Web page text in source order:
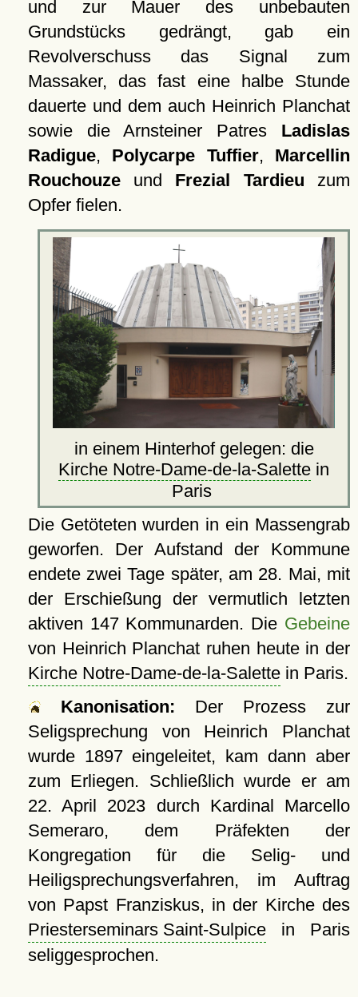
und zur Mauer des unbebauten
Grundstücks gedrängt, gab ein
Revolverschuss das Signal zum
Massaker, das fast eine halbe Stunde
dauerte und dem auch Heinrich Planchat
sowie die Arnsteiner Patres Ladislas
Radigue, Polycarpe Tuffier, Marcellin
Rouchouzeund Frezial Tardieu zum
Opfer fielen.
in einem Hinterhof gelegen: die
Kirche Notre-Dame-de-la-Salette in
Paris
Die Getöteten wurden in ein Massengrab
geworfen. Der Aufstand der Kommune
endete zwei Tage später, am 28. Mai, mit
der Erschießung der vermutlich letzten
aktiven 147 Kommunarden. Die Gebeine
von Heinrich Planchat ruhen heute in der
Kirche Notre-Dame-de-la-Salettein Paris.
Kanonisation: Der Prozess zur
Seligsprechung von Heinrich Planchat
wurde 1897 eingeleitet, kam dann aber
zum Erliegen. Schließlich wurde er am
22. April 2023 durch Kardinal Marcello
Semeraro, dem Präfekten der
Kongregation für die Selig- und
Heiligsprechungsverfahren, im Auftrag
von Papst Franziskus, in der Kirche des
Priesterseminars Saint-Sulpicein Paris
seliggesprochen.